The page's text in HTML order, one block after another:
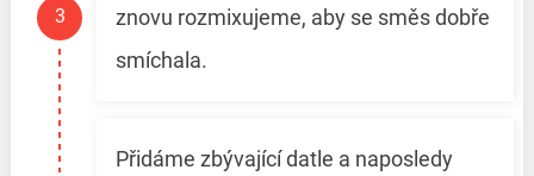
znovu rozmixujeme, aby se směs dobře
smíchala.
Přidáme zbývající datle a naposledy